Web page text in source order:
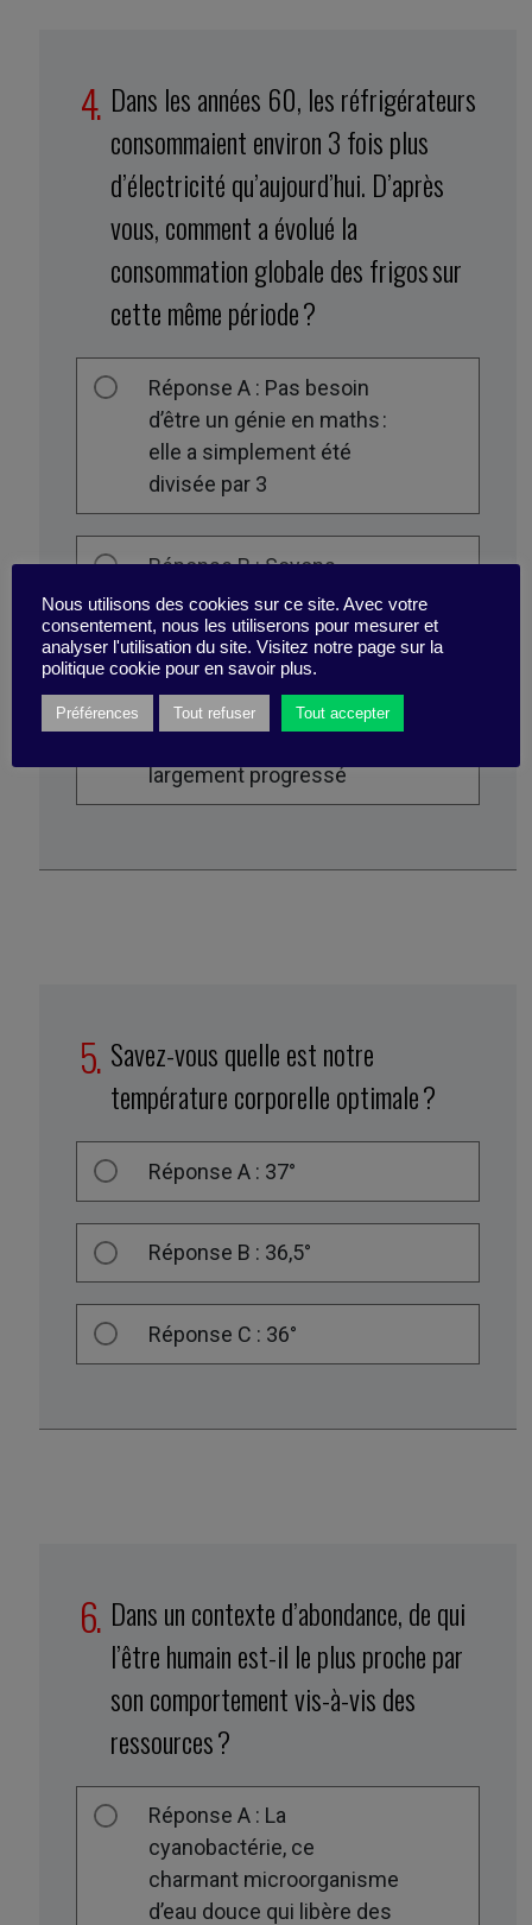
Dans les années 60, les réfrigérateurs
consommaient environ 3 fois plus
d’électricité qu’aujourd’hui. D’après
vous, comment a évolué la
consommation globale des frigos sur
cette même période ?
Réponse A : Pas besoin
d’être un génie en maths :
elle a simplement été
divisée par 3
Réponse B : Soyons
optimistes : elle a été
divisée par 6
Réponse C : On aurait dû
largement progressé
Savez-vous quelle est notre
température corporelle optimale ?
Réponse A : 37°
Réponse B : 36,5°
Réponse C : 36°
Dans un contexte d’abondance, de qui
l’être humain est-il le plus proche par
son comportement vis-à-vis des
ressources ?
Réponse A : La
cyanobactérie, ce
charmant microorganisme
d’eau douce qui libère des
Nous utilisons des cookies sur ce site. Avec votre
consentement, nous les utiliserons pour mesurer et
analyser l'utilisation du site. Visitez notre page sur la
politique cookie pour en savoir plus.
Préférences Tout refuser Tout accepter